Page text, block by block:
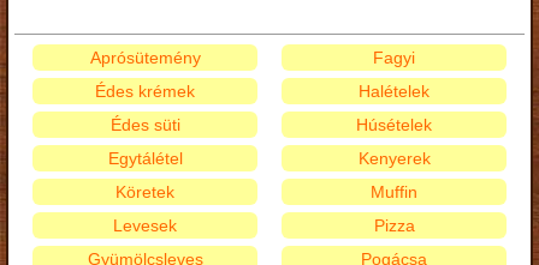
Aprósütemény
Édes krémek
Édes süti
Egytálétel
Fagyi
Halételek
Húsételek
Kenyerek
Köretek
Levesek
Gyümölcsleves
Muffin
Pizza
Pogácsa